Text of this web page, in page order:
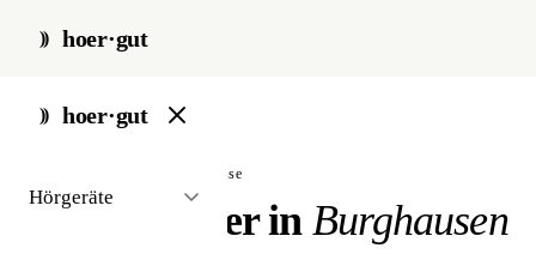
hoer·gut
hoer·gut
Hörgeräte
start / akustiker / burghausen
// stadt · burghausen · 2 ergebnisse
Hörakustiker in Burghausen